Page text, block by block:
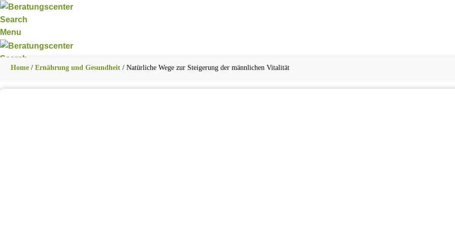
Search
Menu
Search
ERNÄHRUNG UND GESUNDHEITFAMILIE UND KINDERFITNESS UND SPORT
Home / Ernährung und Gesundheit / Natürliche Wege zur Steigerung der männlichen Vitalität